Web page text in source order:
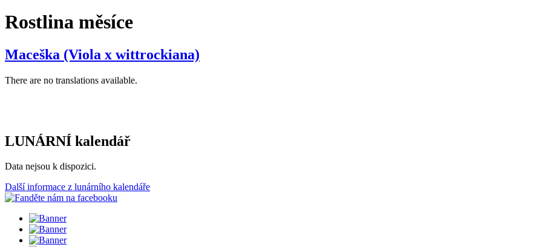
Rostlina měsíce
Maceška (Viola x wittrockiana)
There are no translations available.
LUNÁRNÍ kalendář
Data nejsou k dispozici.
Další informace z lunárního kalendáře